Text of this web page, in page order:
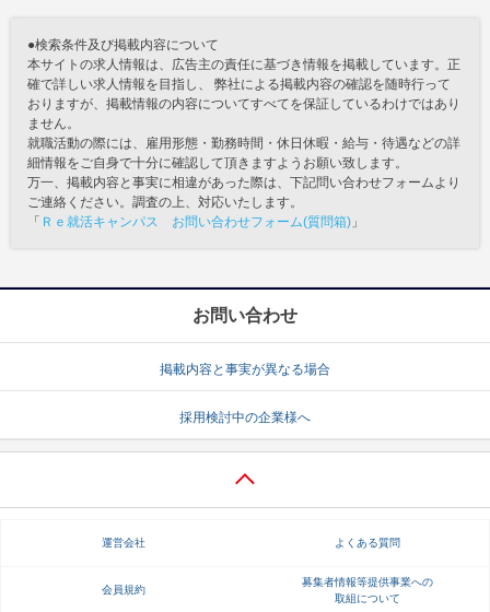
●検索条件及び掲載内容について
本サイトの求人情報は、広告主の責任に基づき情報を掲載しています。正
確で詳しい求人情報を目指し、 弊社による掲載内容の確認を随時行って
おりますが、掲載情報の内容についてすべてを保証しているわけではあり
ません。
就職活動の際には、雇用形態・勤務時間・休日休暇・給与・待遇などの詳
細情報をご自身で十分に確認して頂きますようお願い致します。
万一、掲載内容と事実に相違があった際は、下記問い合わせフォームより
ご連絡ください。調査の上、対応いたします。
「 Ｒｅ就活キャンパス お問い合わせフォーム(質問箱) 」
お問い合わせ
掲載内容と事実が異なる場合
採用検討中の企業様へ
運営会社 よくある質問
会員規約
募集者情報等提供事業への
取組について